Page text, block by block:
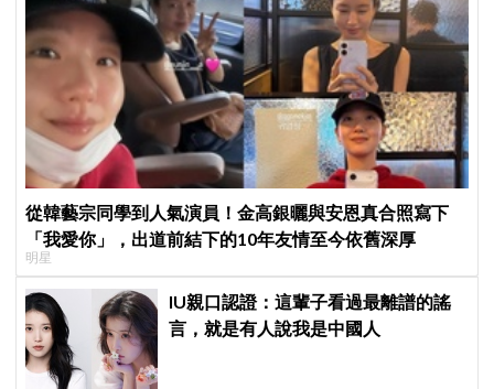
從韓藝宗同學到人氣演員！金高銀曬與安恩真合照寫下
「我愛你」，出道前結下的10年友情至今依舊深厚
明星
IU親口認證：這輩子看過最離譜的謠
言，就是有人說我是中國人